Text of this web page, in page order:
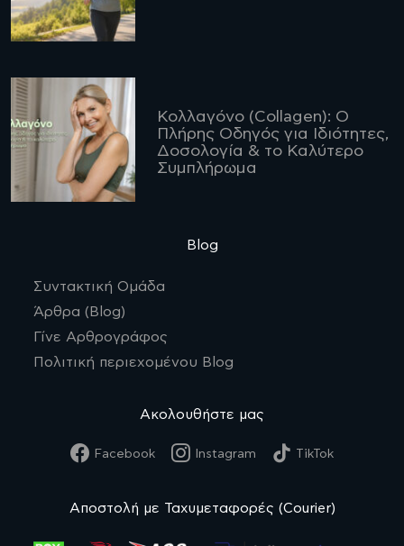
Κολλαγόνο (Collagen): Ο
Πλήρης Οδηγός για Ιδιότητες,
Δοσολογία & το Καλύτερο
Συμπλήρωμα
Blog
Συντακτική Ομάδα
Άρθρα (Blog)
Γίνε Αρθρογράφος
Πολιτική περιεχομένου Blog
Ακολουθήστε μας
Facebook Instagram TikTok
Αποστολή με Ταχυμεταφορές (Courier)